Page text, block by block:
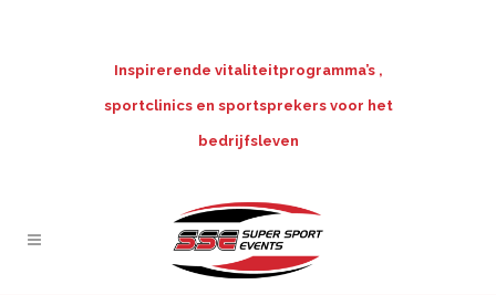
Inspirerende vitaliteitprogramma’s ,
sportclinics en sportsprekers voor het
bedrijfsleven